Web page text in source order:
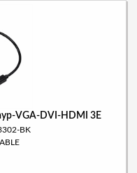
VGA-DVI-HDMI 3E
BK